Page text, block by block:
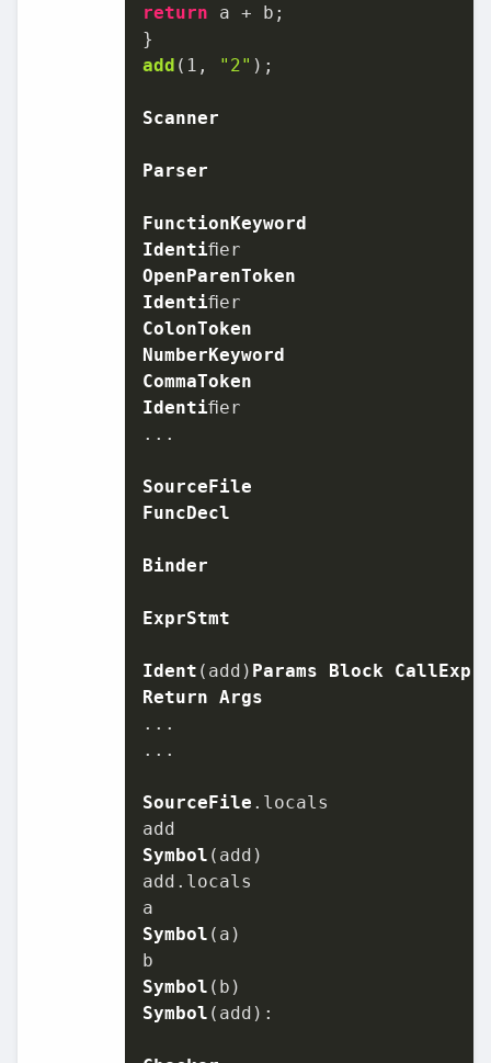
return a + b;
add ( 1 , "2" );
Scanner
Parser
FunctionKeyword
Identi
OpenParenToken
Identi
ColonToken
NumberKeyword
CommaToken
Identiﬁer
...
SourceFile
FuncDecl
Binder
ExprStmt
Ident (add) Params Block
CallExpr
Return Args
...
...
SourceFile . locals
Symbol (add)
add. locals
Symbol (a)
Symbol
Symbol (add):